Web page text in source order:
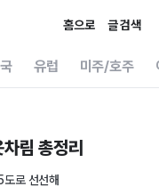
홈으로 글 검색
유럽 미주/호주
림 총정리
로 선선해